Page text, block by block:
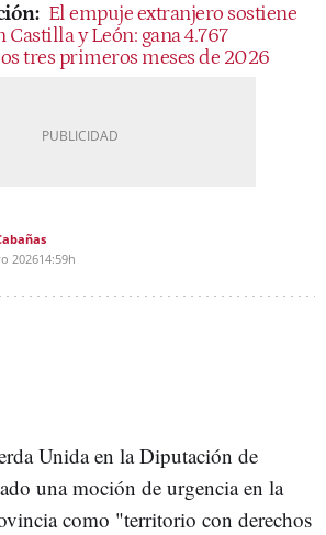
El empuje extranjero sostiene
Castilla y León: gana 4.767
tres primeros meses de 2026
202614:59h
Unida en la Diputación de
una moción de urgencia en la
como "territorio con derechos